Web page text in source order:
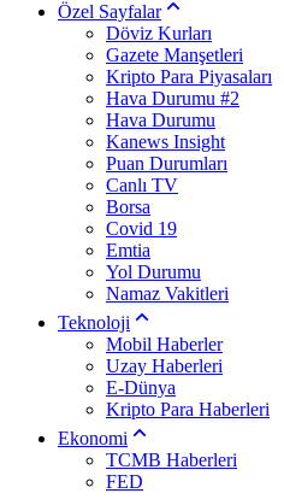
Özel Sayfalar
Döviz Kurları
Gazete Manşetleri
Kripto Para Piyasaları
Hava Durumu #2
Hava Durumu
Kanews Insight
Puan Durumları
Canlı TV
Borsa
Covid 19
Emtia
Yol Durumu
Namaz Vakitleri
Teknoloji
Mobil Haberler
Uzay Haberleri
E-Dünya
Kripto Para Haberleri
Ekonomi
TCMB Haberleri
FED